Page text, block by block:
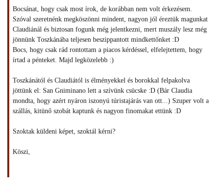
Bocsánat, hogy csak most írok, de korábban nem volt érkezésem.
Szóval szeretnénk megköszönni mindent, nagyon jól éreztük magunkat
Claudiánál és biztosan fogunk még jelentkezni, mert muszály lesz még
jönnünk Toszkánába teljesen beszippantott mindkettőnket :D
Bocs, hogy csak rád rontottam a piacos kérdéssel, elfelejtettem, hogy
írtad a pénteket. Majd legközelebb :)
Toszkánától és Claudiától is élményekkel és borokkal felpakolva
jöttünk el: San Gniminano lett a szívünk csücske :D (Bár Claudia
mondta, hogy azért nyáron iszonyú túristajárás van ott...) Szuper volt a
szállás, kitünő szobát kaptunk és nagyon finomakat ettünk :D
Szoktak küldeni képet, szoktál kérni?
Köszi,